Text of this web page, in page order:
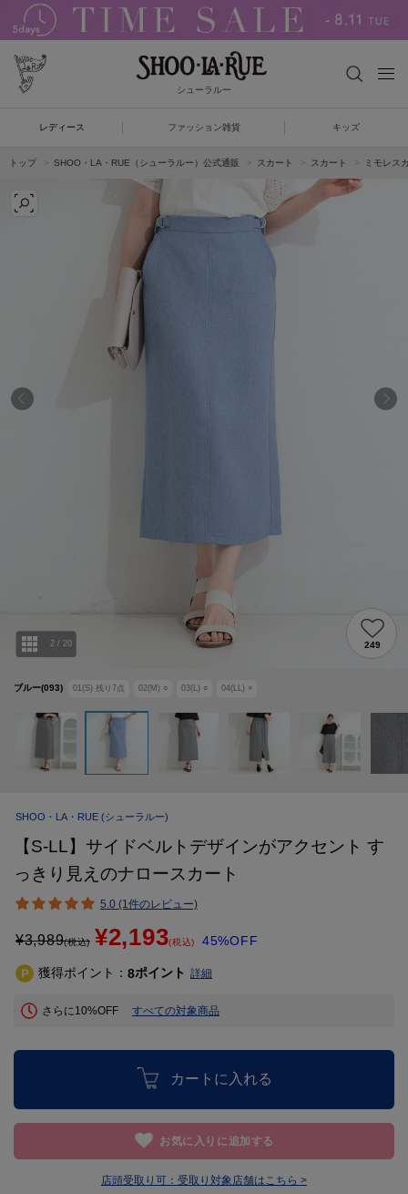
シューラルー
レディース ファッション雑貨 キッズ
トップ SHOO・LA・RUE（シューラルー）公式通販 スカート スカート ミモレス
ブルー(093) 01(S) 残り 7点 02(M) ○ 03(L) ○ 04(LL) ×
2 / 20 249
SHOO・LA・RUE (シューラルー)
【S-LL】サイドベルトデザインがアクセント す
っきり見えのナロースカート
5.0 (1件のレビュー)
¥3,989(税込) ¥2,193(税込) 45%OFF
獲得ポイント： 8ポイント 詳細
さらに10%OFF すべての対象商品
カートに入れる
お気に入りに追加する
店頭受取り可： 受取り対象店舗はこちら >